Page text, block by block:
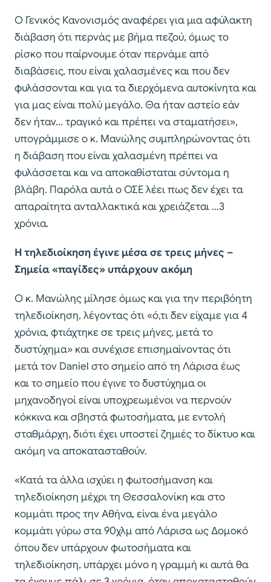
Ο Γενικός Κανονισμός αναφέρει για μια αφύλακτη
διάβαση ότι περνάς με βήμα πεζού, όμως το
ρίσκο που παίρνουμε όταν περνάμε από
διαβάσεις, που είναι χαλασμένες και που δεν
φυλάσσονται και για τα διερχόμενα αυτοκίνητα και
για μας είναι πολύ μεγάλο. Θα ήταν αστείο εάν
δεν ήταν… τραγικό και πρέπει να σταματήσει»,
υπογράμμισε ο κ. Μανώλης συμπληρώνοντας ότι
η διάβαση που είναι χαλασμένη πρέπει να
φυλάσσεται και να αποκαθίσταται σύντομα η
βλάβη. Παρόλα αυτά ο ΟΣΕ λέει πως δεν έχει τα
απαραίτητα ανταλλακτικά και χρειάζεται …3
χρόνια.
Η τηλεδιοίκηση έγινε μέσα σε τρεις μήνες –
Σημεία «παγίδες» υπάρχουν ακόμη
Ο κ. Μανώλης μίλησε όμως και για την περιβόητη
τηλεδιοίκηση, λέγοντας ότι «ό,τι δεν είχαμε για 4
χρόνια, φτιάχτηκε σε τρεις μήνες, μετά το
δυστύχημα» και συνέχισε επισημαίνοντας ότι
μετά τον Daniel στο σημείο από τη Λάρισα έως
και το σημείο που έγινε το δυστύχημα οι
μηχανοδηγοί είναι υποχρεωμένοι να περνούν
κόκκινα και σβηστά φωτοσήματα, με εντολή
σταθμάρχη, διότι έχει υποστεί ζημιές το δίκτυο και
ακόμη να αποκατασταθούν.
«Κατά τα άλλα ισχύει η φωτοσήμανση και
τηλεδιοίκηση μέχρι τη Θεσσαλονίκη και στο
κομμάτι προς την Αθήνα, είναι ένα μεγάλο
κομμάτι γύρω στα 90χλμ από Λάρισα ως Δομοκό
όπου δεν υπάρχουν φωτοσήματα και
τηλεδιοίκηση, υπάρχει μόνο η γραμμή κι αυτά θα